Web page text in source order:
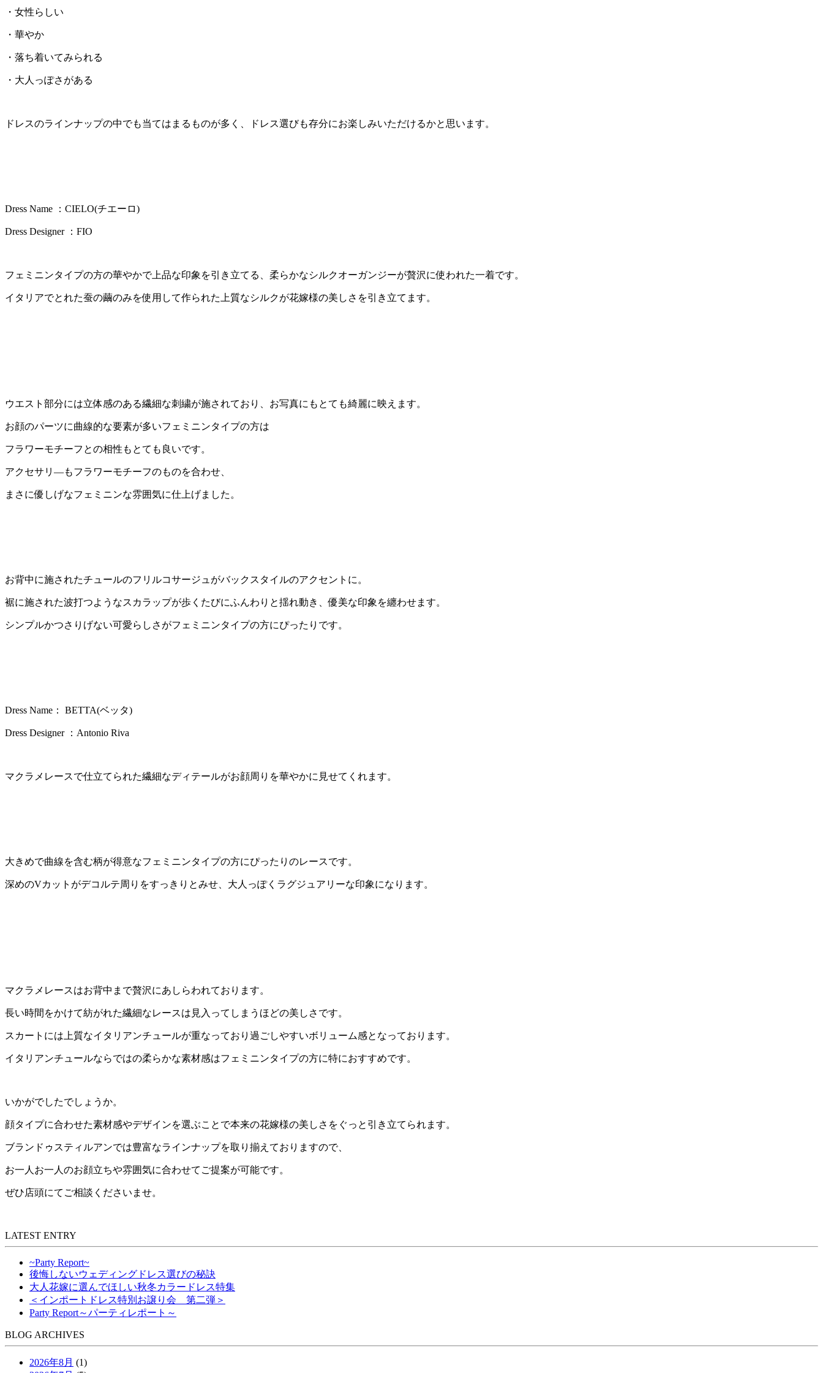
・女性らしい
・華やか
・落ち着いてみられる
・大人っぽさがある
ドレスのラインナップの中でも当てはまるものが多く、ドレス選びも存分にお楽しみいただけるかと思います。
Dress Name ：CIELO(チエーロ)
Dress Designer ：FIO
フェミニンタイプの方の華やかで上品な印象を引き立てる、柔らかなシルクオーガンジーが贅沢に使われた一着です。
イタリアでとれた蚕の繭のみを使用して作られた上質なシルクが花嫁様の美しさを引き立てます。
ウエスト部分には立体感のある繊細な刺繍が施されており、お写真にもとても綺麗に映えます。
お顔のパーツに曲線的な要素が多いフェミニンタイプの方は
フラワーモチーフとの相性もとても良いです。
アクセサリ―もフラワーモチーフのものを合わせ、
まさに優しげなフェミニンな雰囲気に仕上げました。
お背中に施されたチュールのフリルコサージュがバックスタイルのアクセントに。
裾に施された波打つようなスカラップが歩くたびにふんわりと揺れ動き、優美な印象を纏わせます。
シンプルかつさりげない可愛らしさがフェミニンタイプの方にぴったりです。
Dress Name： BETTA(ベッタ)
Dress Designer ：Antonio Riva
マクラメレースで仕立てられた繊細なディテールがお顔周りを華やかに見せてくれます。
大きめで曲線を含む柄が得意なフェミニンタイプの方にぴったりのレースです。
深めのVカットがデコルテ周りをすっきりとみせ、大人っぽくラグジュアリーな印象になります。
マクラメレースはお背中まで贅沢にあしらわれております。
長い時間をかけて紡がれた繊細なレースは見入ってしまうほどの美しさです。
スカートには上質なイタリアンチュールが重なっており過ごしやすいボリューム感となっております。
イタリアンチュールならではの柔らかな素材感はフェミニンタイプの方に特におすすめです。
いかがでしたでしょうか。
顔タイプに合わせた素材感やデザインを選ぶことで本来の花嫁様の美しさをぐっと引き立てられます。
ブランドゥスティルアンでは豊富なラインナップを取り揃えておりますので、
お一人お一人のお顔立ちや雰囲気に合わせてご提案が可能です。
ぜひ店頭にてご相談くださいませ。
LATEST ENTRY
~Party Report~
後悔しないウェディングドレス選びの秘訣
大人花嫁に選んでほしい秋冬カラードレス特集
＜インポートドレス特別お譲り会 第二弾＞
Party Report～パーティレポート～
BLOG ARCHIVES
2026年8月 (1)